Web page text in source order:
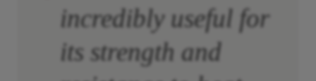
incredibly useful for
its strength and